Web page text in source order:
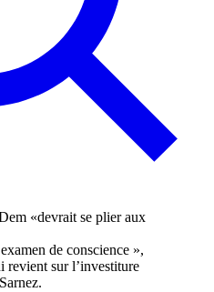
de conscience »,
revient sur l’investiture